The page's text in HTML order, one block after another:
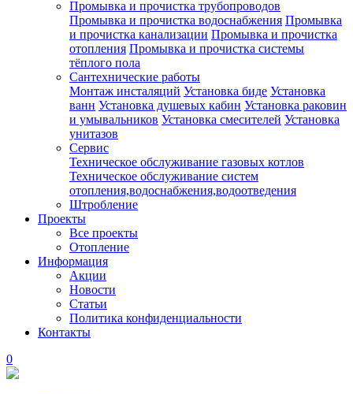
Промывка и прочистка трубопроводов
Промывка и прочистка водоснабжения Промывка
и прочистка канализации Промывка и прочистка
отопления Промывка и прочистка системы
тёплого пола
Сантехнические работы
Монтаж инсталяций Установка биде Установка
ванн Установка душевых кабин Установка раковин
и умывальников Установка смесителей Установка
унитазов
Сервис
Техническое обслуживание газовых котлов
Техническое обслуживание систем
отопления,водоснабжения,водоотведения
Штробление
Проекты
Все проекты
Отопление
Информация
Акции
Новости
Статьи
Политика конфиденциальности
Контакты
0